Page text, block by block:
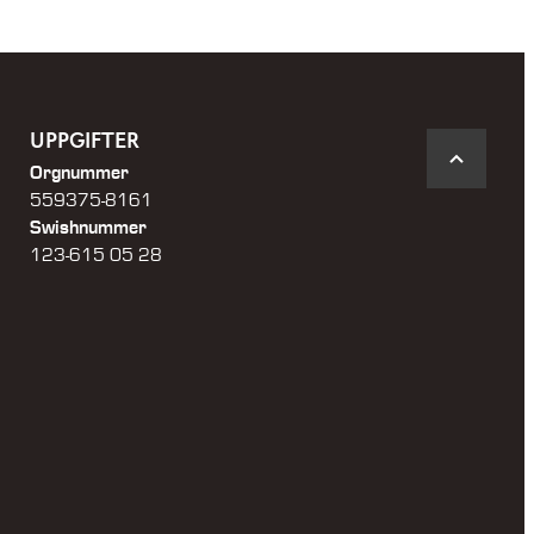
UPPGIFTER
Orgnummer
559375-8161
Swishnummer
123-615 05 28